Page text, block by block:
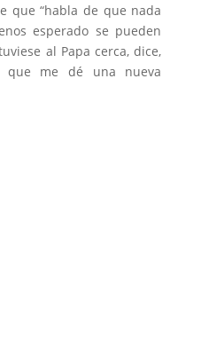
que “habla de que nada
esperado se pueden
al Papa cerca, dice,
que me dé una nueva